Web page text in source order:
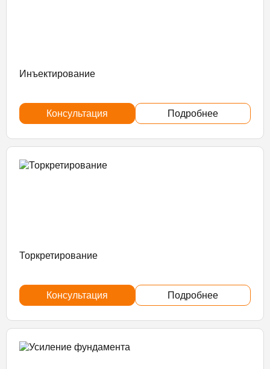
Инъектирование
Консультация Подробнее
Торкретирование
Консультация Подробнее